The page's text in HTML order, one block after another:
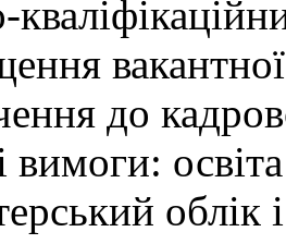
до
вимоги:
облік